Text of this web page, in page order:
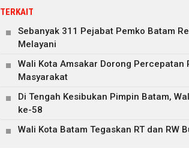
TERKAIT
Sebanyak 311 Pejabat Pemko Batam
Melayani
Wali Kota Amsakar Dorong
Masyarakat
Di Tengah Kesibukan Pimpin Batam,
ke-58
Wali Kota Batam Tegaskan RT dan